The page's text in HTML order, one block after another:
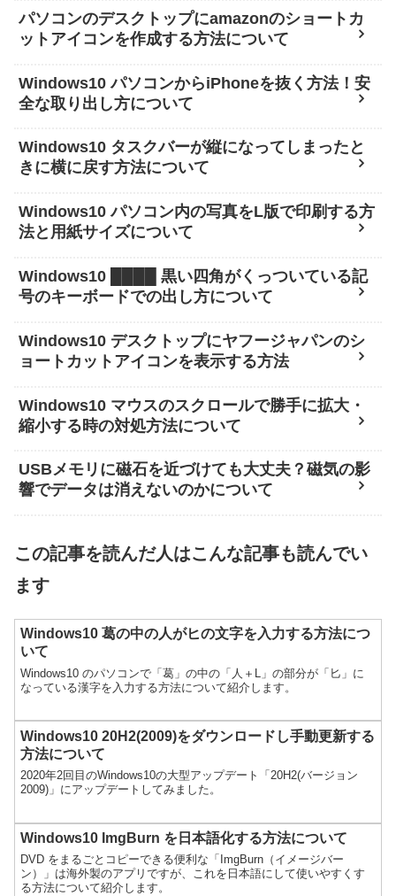
パソコンのデスクトップにamazonのショートカ
ットアイコンを作成する方法について
Windows10 パソコンからiPhoneを抜く方法！安
全な取り出し方について
Windows10 タスクバーが縦になってしまったと
きに横に戻す方法について
Windows10 パソコン内の写真をL版で印刷する方
法と用紙サイズについて
Windows10 ████ 黒い四角がくっついている記
号のキーボードでの出し方について
Windows10 デスクトップにヤフージャパンのシ
ョートカットアイコンを表示する方法
Windows10 マウスのスクロールで勝手に拡大・
縮小する時の対処方法について
USBメモリに磁石を近づけても大丈夫？磁気の影
響でデータは消えないのかについて
この記事を読んだ人はこんな記事も読んでい
ます
Windows10 葛の中の人がヒの文字を入力する方法につ
いて
Windows10 のパソコンで「葛」の中の「人＋L」の部分が「匕」に
なっている漢字を入力する方法について紹介します。
Windows10 20H2(2009)をダウンロードし手動更新する
方法について
2020年2回目のWindows10の大型アップデート「20H2(バージョン
2009)」にアップデートしてみました。
Windows10 ImgBurn を日本語化する方法について
DVD をまるごとコピーできる便利な「ImgBurn（イメージバー
ン）」は海外製のアプリですが、これを日本語にして使いやすくす
る方法について紹介します。